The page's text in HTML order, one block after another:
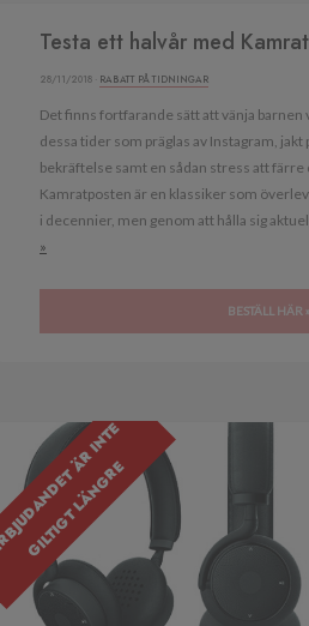
Testa ett halvår med
28/11/2018 · RABATT PÅ TIDNINGAR
Det finns fortfarande sätt att vänja barnen
dessa tider som präglas av Instagram,
bekräftelse samt en sådan stress att färre
Kamratposten är en klassiker som
i decennier, men genom att hålla sig
»
BESTÄLL HÄR »
Ä
E